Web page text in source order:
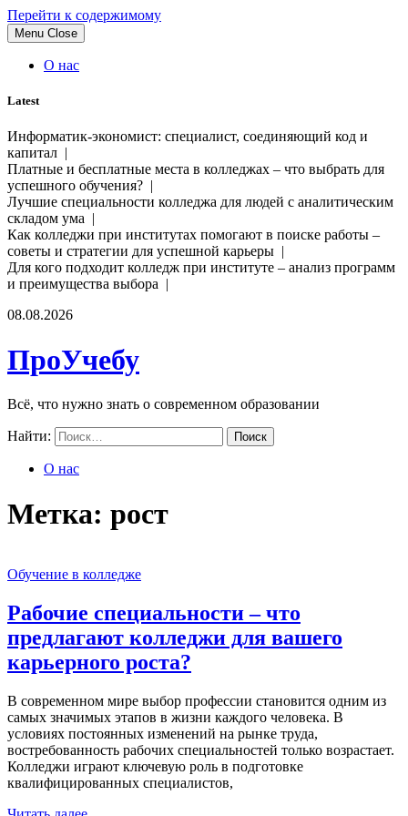
Перейти к содержимому
Menu Close
О нас
Latest
Информатик-экономист: специалист, соединяющий код и
капитал |
Платные и бесплатные места в колледжах – что выбрать для
успешного обучения? |
Лучшие специальности колледжа для людей с аналитическим
складом ума |
Как колледжи при институтах помогают в поиске работы –
советы и стратегии для успешной карьеры |
Для кого подходит колледж при институте – анализ программ
и преимущества выбора |
08.08.2026
ПроУчебу
Всё, что нужно знать о современном образовании
Найти:
О нас
Метка: рост
Обучение в колледже
Рабочие специальности – что
предлагают колледжи для вашего
карьерного роста?
В современном мире выбор профессии становится одним из
самых значимых этапов в жизни каждого человека. В
условиях постоянных изменений на рынке труда,
востребованность рабочих специальностей только возрастает.
Колледжи играют ключевую роль в подготовке
квалифицированных специалистов,